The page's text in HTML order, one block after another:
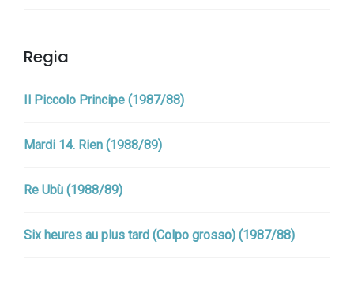
Regia
Il Piccolo Principe (1987/88)
Mardi 14. Rien (1988/89)
Re Ubù (1988/89)
Six heures au plus tard (Colpo grosso) (1987/88)